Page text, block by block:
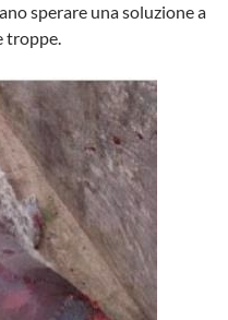
sperare una soluzione a
troppe.